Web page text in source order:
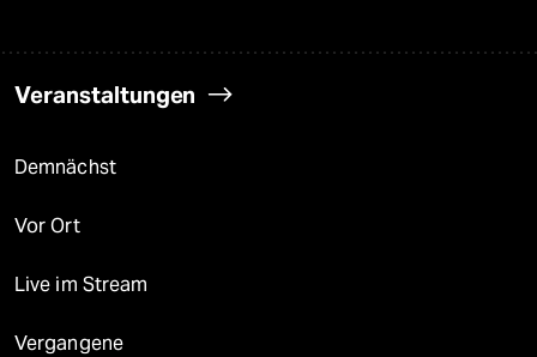
Veranstaltungen
Demnächst
Vor Ort
Live im Stream
Vergangene